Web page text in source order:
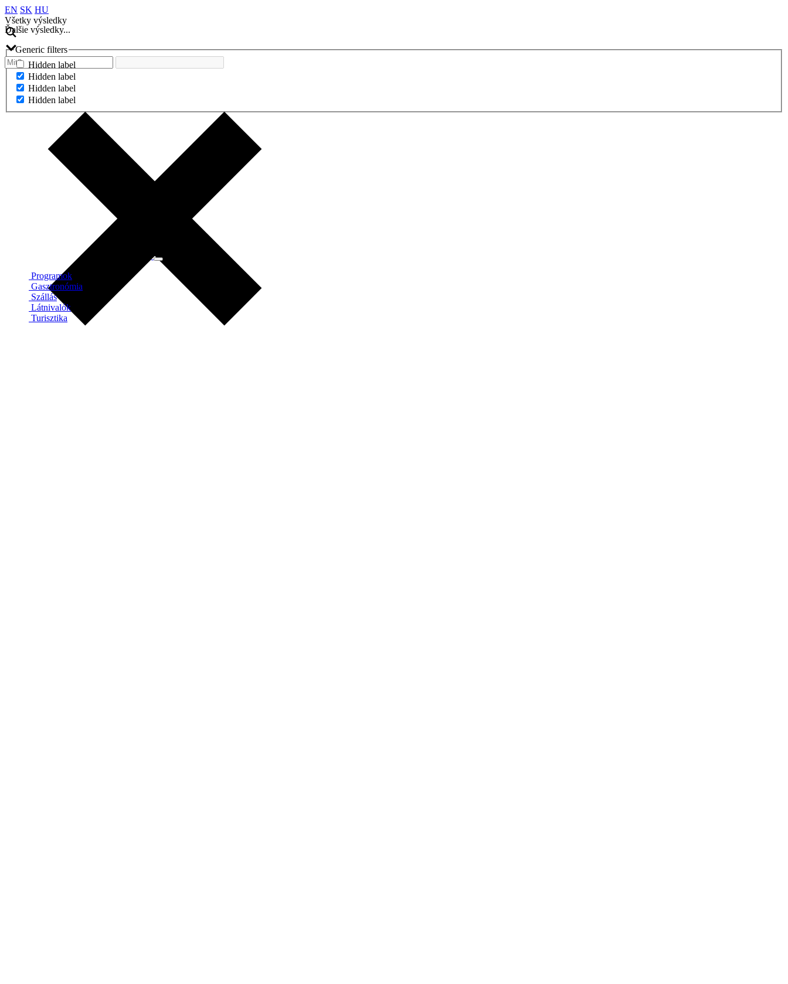
EN SK HU
Všetky výsledky
Ďalšie výsledky...
Generic filters
Hidden label
Hidden label
Hidden label
Hidden label
Programok
Gasztronómia
Szállás
Látnivalók
Turisztika